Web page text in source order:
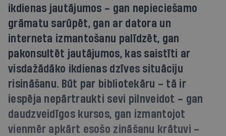
ikdienas jautājumos – gan nepieciešamo
grāmatu sarūpēt, gan ar datora un
interneta izmantošanu palīdzēt, gan
pakonsultēt jautājumos, kas saistīti ar
visdažādāko ikdienas dzīves situāciju
risināšanu. Būt par bibliotekāru – tā ir
iespēja nepārtraukti sevi pilnveidot – gan
daudzveidīgos kursos, gan izmantojot
vienmēr apkārt esošo zināšanu krātuvi –